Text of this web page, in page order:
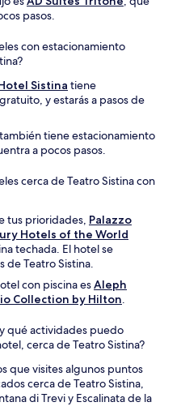
pasos.
con estacionamiento
Sistina tiene
y estarás a pasos de
también tiene estacionamiento
a pocos pasos.
cerca de Teatro Sistina con
tus prioridades, Palazzo
Hotels of the World
techada. El hotel se
de Teatro Sistina.
con piscina esAleph
Collection by Hilton.
qué actividades puedo
cerca de Teatro Sistina?
que visites algunos puntos
cerca de Teatro Sistina,
di Trevi y Escalinata de la